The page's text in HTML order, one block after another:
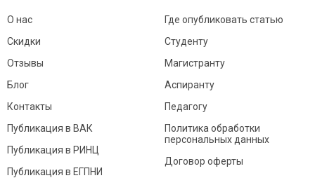
О нас
Скидки
Отзывы
Блог
Контакты
Где опубликовать статью
Студенту
Магистранту
Аспиранту
Педагогу
Публикация в ВАК
Публикация в РИНЦ
Публикация в ЕГПНИ
Политика обработки
персональных данных
Договор оферты